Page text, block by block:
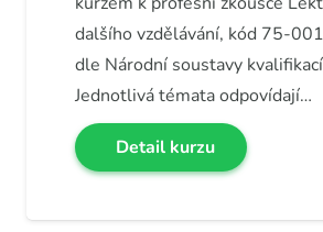
dalšího vzdělávání, kód 75-
dle Národní soustavy
Jednotlivá témata odpovídají…
Detail kurzu